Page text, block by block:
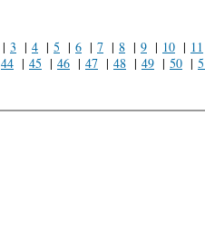
| 3 | 4 | 5 | 6 | 7 | 8 | 9 | 10 | 11
44 | 45 | 46 | 47 | 48 | 49 | 50 |